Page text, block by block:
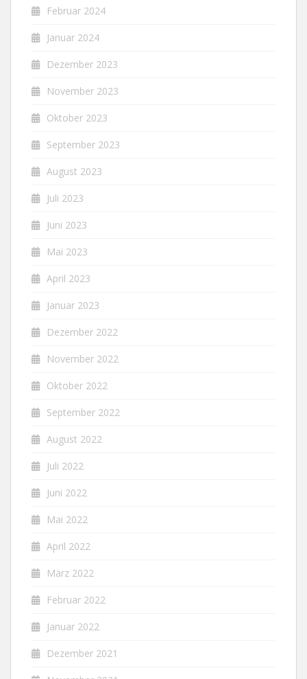
Februar 2024
Januar 2024
Dezember 2023
November 2023
Oktober 2023
September 2023
August 2023
Juli 2023
Juni 2023
Mai 2023
April 2023
Januar 2023
Dezember 2022
November 2022
Oktober 2022
September 2022
August 2022
Juli 2022
Juni 2022
Mai 2022
April 2022
März 2022
Februar 2022
Januar 2022
Dezember 2021